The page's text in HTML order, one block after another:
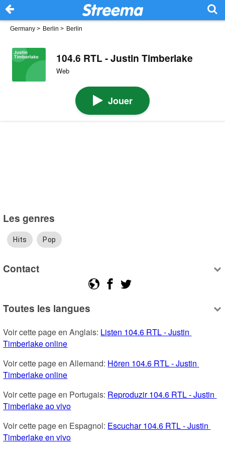
Germany > Berlin > Berlin
104.6 RTL - Justin Timberlake
Web
Jouer
Les genres
Hits Pop
Contact
Toutes les langues
Voir cette page en Anglais: Listen 104.6 RTL - Justin
Timberlake online
Voir cette page en Allemand: Hören 104.6 RTL - Justin
Timberlake online
Voir cette page en Portugais: Reproduzir 104.6 RTL - Justin
Timberlake ao vivo
Voir cette page en Espagnol: Escuchar 104.6 RTL - Justin
Timberlake en vivo